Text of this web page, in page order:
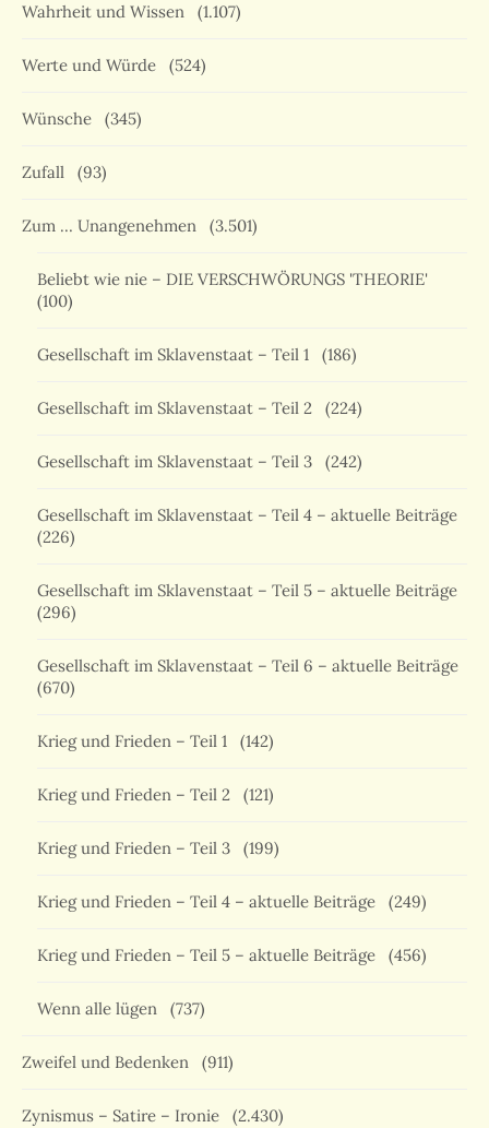
Wahrheit und Wissen (1.107)
Werte und Würde (524)
Wünsche (345)
Zufall (93)
Zum … Unangenehmen (3.501)
Beliebt wie nie – DIE VERSCHWÖRUNGS 'THEORIE'
(100)
Gesellschaft im Sklavenstaat – Teil 1 (186)
Gesellschaft im Sklavenstaat – Teil 2 (224)
Gesellschaft im Sklavenstaat – Teil 3 (242)
Gesellschaft im Sklavenstaat – Teil 4 – aktuelle Beiträge
(226)
Gesellschaft im Sklavenstaat – Teil 5 – aktuelle Beiträge
(296)
Gesellschaft im Sklavenstaat – Teil 6 – aktuelle Beiträge
(670)
Krieg und Frieden – Teil 1 (142)
Krieg und Frieden – Teil 2 (121)
Krieg und Frieden – Teil 3 (199)
Krieg und Frieden – Teil 4 – aktuelle Beiträge (249)
Krieg und Frieden – Teil 5 – aktuelle Beiträge (456)
Wenn alle lügen (737)
Zweifel und Bedenken (911)
Zynismus – Satire – Ironie (2.430)